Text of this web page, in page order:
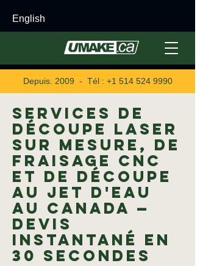
English
Depuis. 2009 - Tél : +1 514 524 9990
Services de
découpe laser
sur mesure, de
fraisage CNC
et de découpe
au jet d'eau
au Canada —
Devis
instantané en
30 secondes